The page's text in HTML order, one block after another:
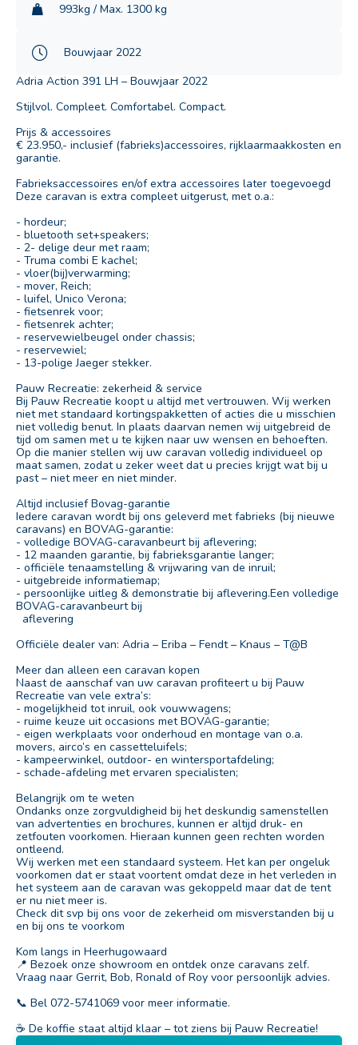
993kg / Max. 1300 kg
Bouwjaar 2022
Adria Action 391 LH – Bouwjaar 2022
Stijlvol. Compleet. Comfortabel. Compact.
Prijs & accessoires
€ 23.950,- inclusief (fabrieks)accessoires, rijklaarmaakkosten en
garantie.
Fabrieksaccessoires en/of extra accessoires later toegevoegd
Deze caravan is extra compleet uitgerust, met o.a.:
- hordeur;
- bluetooth set+speakers;
- 2- delige deur met raam;
- Truma combi E kachel;
- vloer(bij)verwarming;
- mover, Reich;
- luifel, Unico Verona;
- fietsenrek voor;
- fietsenrek achter;
- reservewielbeugel onder chassis;
- reservewiel;
- 13-polige Jaeger stekker.
Pauw Recreatie: zekerheid & service
Bij Pauw Recreatie koopt u altijd met vertrouwen. Wij werken
niet met standaard kortingspakketten of acties die u misschien
niet volledig benut. In plaats daarvan nemen wij uitgebreid de
tijd om samen met u te kijken naar uw wensen en behoeften.
Op die manier stellen wij uw caravan volledig individueel op
maat samen, zodat u zeker weet dat u precies krijgt wat bij u
past – niet meer en niet minder.
Altijd inclusief Bovag-garantie
Iedere caravan wordt bij ons geleverd met fabrieks (bij nieuwe
caravans) en BOVAG-garantie:
- volledige BOVAG-caravanbeurt bij aflevering;
- 12 maanden garantie, bij fabrieksgarantie langer;
- officiële tenaamstelling & vrijwaring van de inruil;
- uitgebreide informatiemap;
- persoonlijke uitleg & demonstratie bij aflevering.Een volledige
BOVAG-caravanbeurt bij
aflevering
Officiële dealer van: Adria – Eriba – Fendt – Knaus – T@B
Meer dan alleen een caravan kopen
Naast de aanschaf van uw caravan profiteert u bij Pauw
Recreatie van vele extra’s:
- mogelijkheid tot inruil, ook vouwwagens;
- ruime keuze uit occasions met BOVAG-garantie;
- eigen werkplaats voor onderhoud en montage van o.a.
movers, airco’s en cassetteluifels;
- kampeerwinkel, outdoor- en wintersportafdeling;
- schade-afdeling met ervaren specialisten;
Belangrijk om te weten
Ondanks onze zorgvuldigheid bij het deskundig samenstellen
van advertenties en brochures, kunnen er altijd druk- en
zetfouten voorkomen. Hieraan kunnen geen rechten worden
ontleend.
Wij werken met een standaard systeem. Het kan per ongeluk
voorkomen dat er staat voortent omdat deze in het verleden in
het systeem aan de caravan was gekoppeld maar dat de tent
er nu niet meer is.
Check dit svp bij ons voor de zekerheid om misverstanden bij u
en bij ons te voorkom
Kom langs in Heerhugowaard
📍 Bezoek onze showroom en ontdek onze caravans zelf.
Vraag naar Gerrit, Bob, Ronald of Roy voor persoonlijk advies.
📞 Bel 072-5741069 voor meer informatie.
☕ De koffie staat altijd klaar – tot ziens bij Pauw Recreatie!